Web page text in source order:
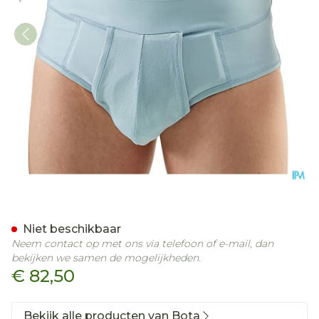
€ 82,50
Niet beschikbaar
Neem contact op met ons via telefoon of e-mail, dan
bekijken we samen de mogelijkheden.
Bekijk alle producten van Bota